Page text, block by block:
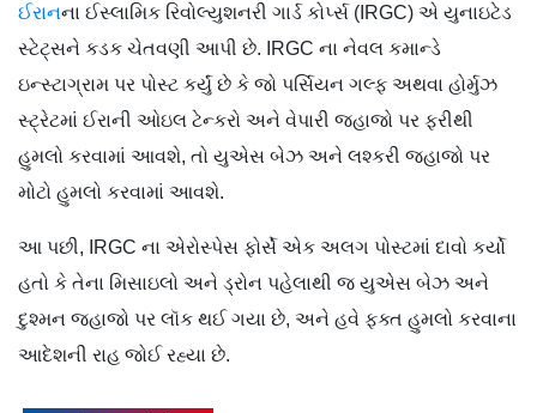
ઈરાનના ઈસ્લામિક રિવોલ્યુશનરી ગાર્ડ કોર્પ્સ (IRGC) એ યુનાઇટેડ
સ્ટેટ્સને કડક ચેતવણી આપી છે. IRGC ના નેવલ કમાન્ડે
ઇન્સ્ટાગ્રામ પર પોસ્ટ કર્યું છે કે જો પર્સિયન ગલ્ફ અથવા હોર્મુઝ
સ્ટ્રેટમાં ઈરાની ઓઇલ ટેન્કરો અને વેપારી જહાજો પર ફરીથી
હુમલો કરવામાં આવશે, તો યુએસ બેઝ અને લશ્કરી જહાજો પર
મોટો હુમલો કરવામાં આવશે.
આ પછી, IRGC ના એરોસ્પેસ ફોર્સે એક અલગ પોસ્ટમાં દાવો કર્યો
હતો કે તેના મિસાઇલો અને ડ્રોન પહેલાથી જ યુએસ બેઝ અને
દુશ્મન જહાજો પર લૉક થઈ ગયા છે, અને હવે ફક્ત હુમલો કરવાના
આદેશની રાહ જોઈ રહ્યા છે.